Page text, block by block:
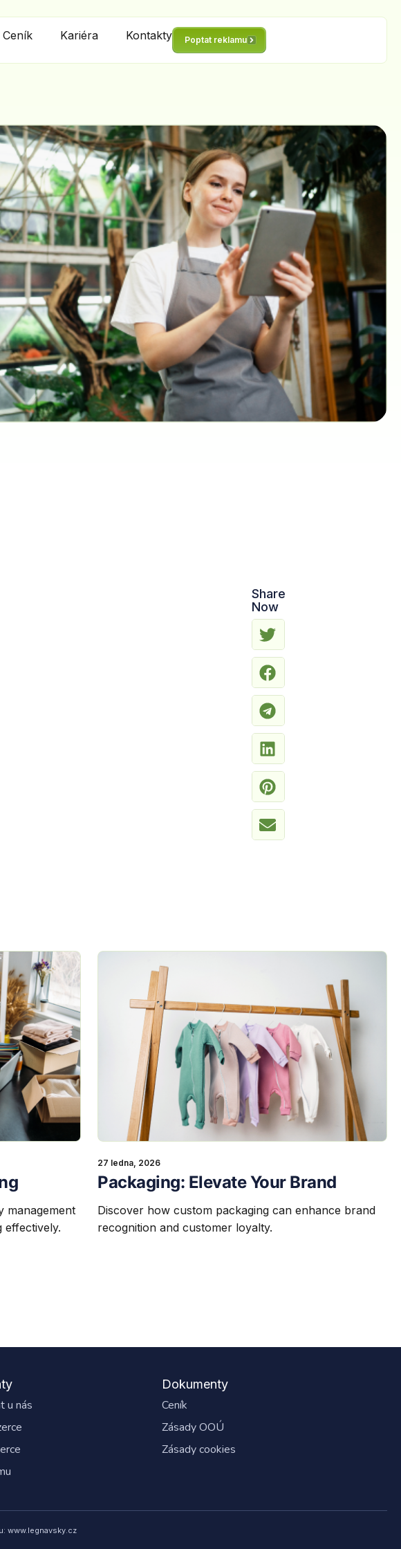
Ceník Kariéra Kontakty Poptat reklamu
Share
Now
management
effectively.
Packaging: Elevate Your Brand
27 ledna, 2026
Discover how custom packaging can enhance brand
recognition and customer loyalty.
u nás
Dokumenty
Ceník
Zásady OOÚ
Zásady cookies
www.legnavsky.cz